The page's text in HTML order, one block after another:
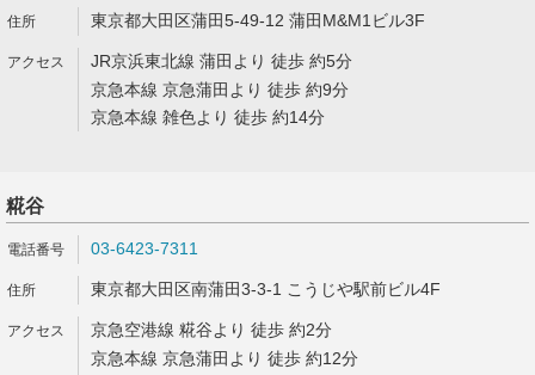
東京都大田区蒲田5-49-12 蒲田M&M1ビル3F
JR京浜東北線 蒲田より 徒歩 約5分
京急本線 京急蒲田より 徒歩 約9分
京急本線 雑色より 徒歩 約14分
糀谷
03-6423-7311
東京都大田区南蒲田3-3-1 こうじや駅前ビル4F
京急空港線 糀谷より 徒歩 約2分
京急本線 京急蒲田より 徒歩 約12分